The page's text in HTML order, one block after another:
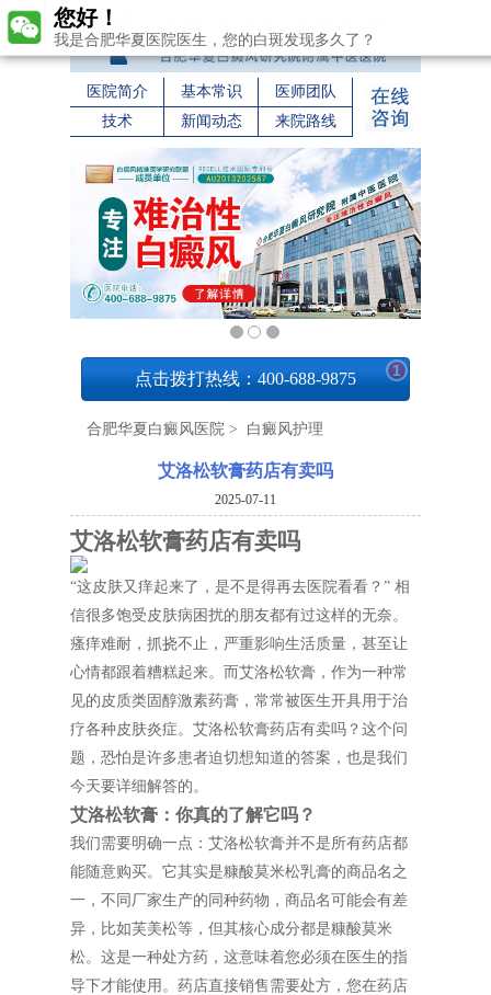
医院简介 基本常识
医师团队
技术
新闻动态 来院路线
点击拨打热线：400-688-9875 1
合肥华夏白癜风医院 > 白癜风护理
艾洛松软膏药店有卖吗
2025-07-11
艾洛松软膏药店有卖吗
“这皮肤又痒起来了，是不是得再去医院看看？” 相
信很多饱受皮肤病困扰的朋友都有过这样的无奈。
瘙痒难耐，抓挠不止，严重影响生活质量，甚至让
心情都跟着糟糕起来。而艾洛松软膏，作为一种常
见的皮质类固醇激素药膏，常常被医生开具用于治
疗各种皮肤炎症。艾洛松软膏药店有卖吗？这个问
题，恐怕是许多患者迫切想知道的答案，也是我们
今天要详细解答的。
艾洛松软膏：你真的了解它吗？
我们需要明确一点：艾洛松软膏并不是所有药店都
能随意购买。它其实是糠酸莫米松乳膏的商品名之
一，不同厂家生产的同种药物，商品名可能会有差
异，比如芙美松等，但其核心成分都是糠酸莫米
松。这是一种处方药，这意味着您必须在医生的指
导下才能使用。药店直接销售需要处方，您在药店
您好！
我是合肥华夏医院医生，您的白斑发现多久了？